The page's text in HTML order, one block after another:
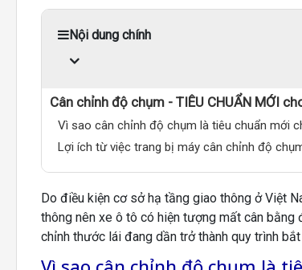
Nội dung chính
Cân chỉnh độ chụm - TIÊU CHUẨN MỚI
Vì sao cân chỉnh độ chụm là tiêu chuẩn mới
Lợi ích từ việc trang bị máy cân chỉnh độ
Do điều kiện cơ sở hạ tầng giao thông ở Việt
thông nên xe ô tô có hiện tượng mất cân
chỉnh thước lái đang dần trở thành quy trình